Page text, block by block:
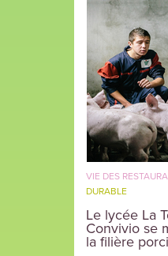
VIE DES
DURABLE
Le lycée La
Convivio se
la filière